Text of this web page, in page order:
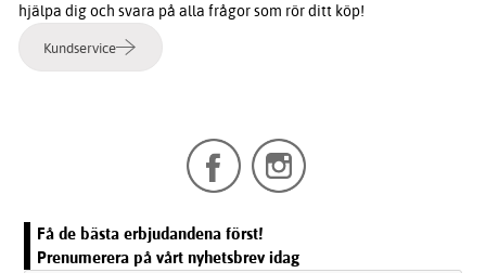
hjälpa dig och svara på alla frågor som rör ditt köp!
Kundservice
Få de bästa erbjudandena först!
Prenumerera på vårt nyhetsbrev idag